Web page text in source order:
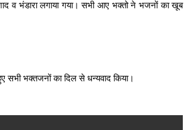
व भंडारा लगाया गया। सभी आए भक्तो ने भजनों का खूब
भक्तजनों का दिल से धन्यवाद किया।